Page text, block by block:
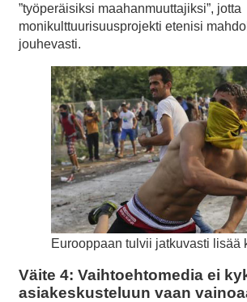
”työperäisiksi maahanmuuttajiksi”, jotta
monikulttuurisuusprojekti etenisi
jouhevasti.
Eurooppaan tulvii jatkuvasti lisää
Väite 4: Vaihtoehtomedia ei
asiakeskusteluun vaan